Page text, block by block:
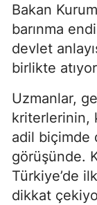
Bakan
barınma
devlet
birlikte
Uzmanlar,
kriterlerinin,
adil biçimde
görüşünde.
Türkiye’de
dikkat